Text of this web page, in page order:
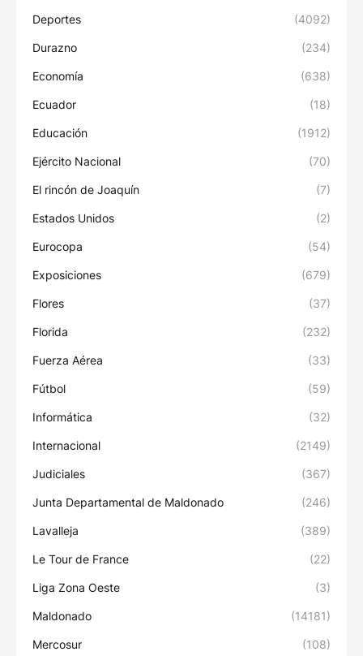
Deportes (4092)
Durazno (234)
Economía (638)
Ecuador (18)
Educación (1912)
Ejército Nacional (70)
El rincón de Joaquín (7)
Estados Unidos (2)
Eurocopa (54)
Exposiciones (679)
Flores (37)
Florida (232)
Fuerza Aérea (33)
Fútbol (59)
Informática (32)
Internacional (2149)
Judiciales (367)
Junta Departamental de Maldonado (246)
Lavalleja (389)
Le Tour de France (22)
Liga Zona Oeste (3)
Maldonado (14181)
Mercosur (108)